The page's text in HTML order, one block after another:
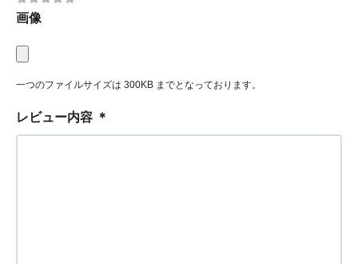
画像
一つのファイルサイズは 300KB までとなっております。
レビュー内容 ＊